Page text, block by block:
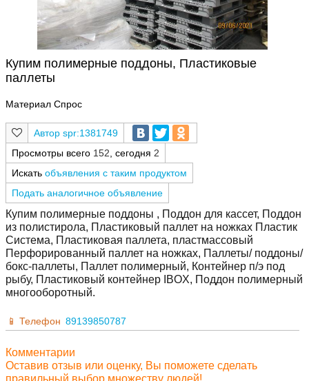
Купим полимерные поддоны, Пластиковые
паллеты
Материал Спрос
spr:1381749
Просмотры всего 152 , сегодня 2
Искать объявления с таким продуктом
Подать аналогичное объявление
Купим полимерные поддоны , Поддон для кассет, Поддон
из полистирола, Пластиковый паллет на ножках Пластик
Система, Пластиковая паллета, пластмассовый
Перфорированный паллет на ножках, Паллеты/ поддоны/
бокс-паллеты, Паллет полимерный, Контейнер п/э под
рыбу, Пластиковый контейнер IBOX, Поддон полимерный
многооборотный.
Телефон 89139850787
Комментарии
Оставив отзыв или оценку, Вы поможете сделать